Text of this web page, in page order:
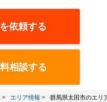
依頼する
相談する
エリア情報 群馬県太田市のエリ